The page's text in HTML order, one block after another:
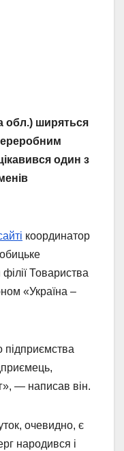
обл.) ширяться
один з
координатор
Товариства
«Україна –
підприємства
— написав він.
очевидно, є
народився і